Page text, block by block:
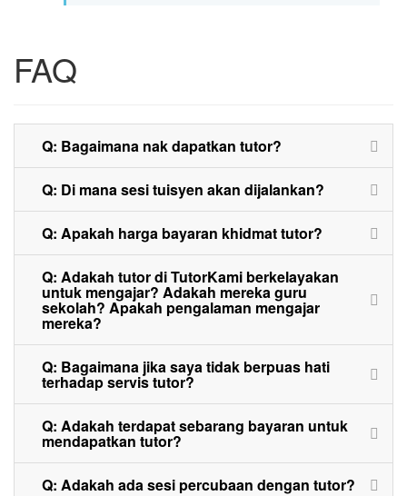
FAQ
Q: Bagaimana nak dapatkan tutor?
Q: Di mana sesi tuisyen akan dijalankan?
Q: Apakah harga bayaran khidmat tutor?
Q: Adakah tutor di TutorKami berkelayakan
untuk mengajar? Adakah mereka guru
sekolah? Apakah pengalaman mengajar
mereka?
Q: Bagaimana jika saya tidak berpuas hati
terhadap servis tutor?
Q: Adakah terdapat sebarang bayaran untuk
mendapatkan tutor?
Q: Adakah ada sesi percubaan dengan tutor?